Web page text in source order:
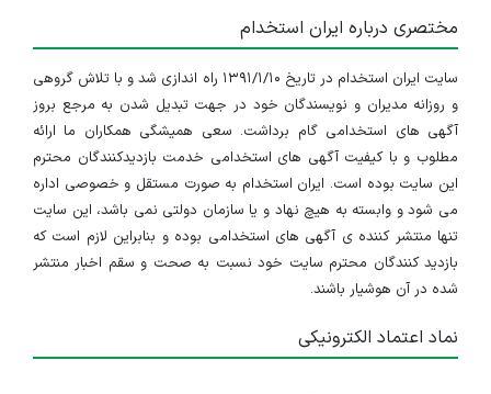
مختصری درباره ایران استخدام
سایت ایران استخدام در تاریخ ۱۳۹۱/۱/۱۰ راه اندازی شد و با تلاش گروهی
و روزانه مدیران و نویسندگان خود در جهت تبدیل شدن به مرجع بروز
آگهی های استخدامی گام برداشت. سعی همیشگی همکاران ما ارائه
مطلوب و با کیفیت آگهی های استخدامی خدمت بازدیدکنندگان محترم
این سایت بوده است. ایران استخدام به صورت مستقل و خصوصی اداره
می شود و وابسته به هیچ نهاد و یا سازمان دولتی نمی باشد، این سایت
تنها منتشر کننده ی آگهی های استخدامی بوده و بنابراین لازم است که
بازدید کنندگان محترم سایت خود نسبت به صحت و سقم اخبار منتشر
شده در آن هوشیار باشند.
نماد اعتماد الکترونیکی